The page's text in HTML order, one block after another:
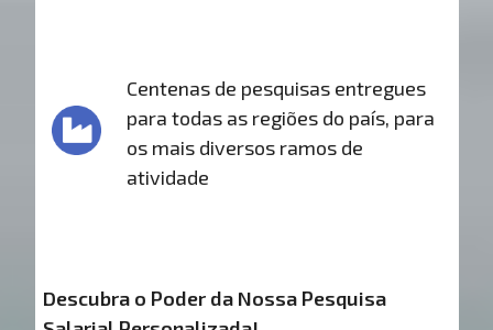
Centenas de pesquisas entregues
para todas as regiões do país, para
os mais diversos ramos de
atividade
Descubra o Poder da Nossa Pesquisa